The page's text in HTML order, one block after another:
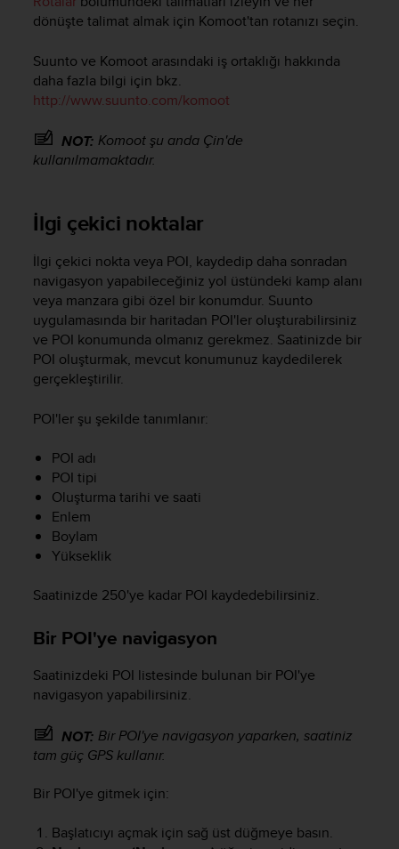
dönüşte talimat almak için Komoot'tan rotanızı seçin.
Suunto ve Komoot arasındaki iş ortaklığı hakkında
daha fazla bilgi için bkz.
http://www.suunto.com/komoot
NOT: Komoot şu anda Çin'de
kullanılmamaktadır.
İlgi çekici noktalar
İlgi çekici nokta veya POI, kaydedip daha sonradan
navigasyon yapabileceğiniz yol üstündeki kamp alanı
veya manzara gibi özel bir konumdur. Suunto
uygulamasında bir haritadan POI'ler oluşturabilirsiniz
ve POI konumunda olmanız gerekmez. Saatinizde bir
POI oluşturmak, mevcut konumunuz kaydedilerek
gerçekleştirilir.
POI'ler şu şekilde tanımlanır:
POI adı
POI tipi
Oluşturma tarihi ve saati
Enlem
Boylam
Yükseklik
Saatinizde 250'ye kadar POI kaydedebilirsiniz.
Bir POI'ye navigasyon
Saatinizdeki POI listesinde bulunan bir POI'ye
navigasyon yapabilirsiniz.
NOT: Bir POI'ye navigasyon yaparken, saatiniz
tam güç GPS kullanır.
Bir POI'ye gitmek için:
Başlatıcıyı açmak için sağ üst düğmeye basın.